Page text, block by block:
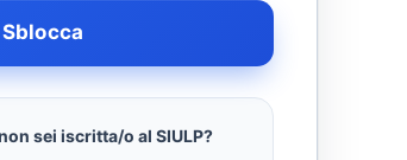
sei iscritta/o al SIULP?